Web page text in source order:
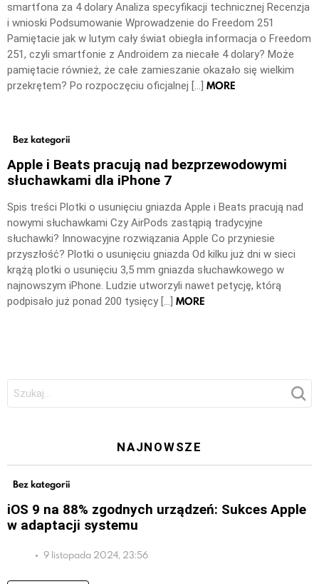
smartfona za 4 dolary Analiza specyfikacji technicznej Recenzja
i wnioski Podsumowanie Wprowadzenie do Freedom 251
Pamiętacie jak w lutym cały świat obiegła informacja o Freedom
251, czyli smartfonie z Androidem za niecałe 4 dolary? Może
pamiętacie również, że całe zamieszanie okazało się wielkim
przekrętem? Po rozpoczęciu oficjalnej […] MORE
Bez kategorii
Apple i Beats pracują nad bezprzewodowymi
słuchawkami dla iPhone 7
Spis treści Plotki o usunięciu gniazda Apple i Beats pracują nad
nowymi słuchawkami Czy AirPods zastąpią tradycyjne
słuchawki? Innowacyjne rozwiązania Apple Co przyniesie
przyszłość? Plotki o usunięciu gniazda Od kilku już dni w sieci
krążą plotki o usunięciu 3,5 mm gniazda słuchawkowego w
najnowszym iPhone. Ludzie utworzyli nawet petycję, którą
podpisało już ponad 200 tysięcy […] MORE
Szukaj:
NAJNOWSZE
Bez kategorii
iOS 9 na 88% zgodnych urządzeń: Sukces Apple
w adaptacji systemu
9 listopada 2024, 23:56